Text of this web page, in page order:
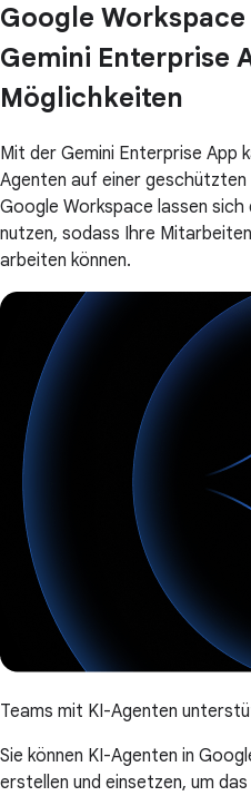
Google
Gemini Enterprise
Möglichkeiten
Mit der Gemini Enterprise App
Agenten auf einer
Google Workspace lassen sich
nutzen, sodass Ihre
arbeiten können.
Teams mit KI-Agenten
Sie können KI-Agenten in
erstellen und einsetzen, um